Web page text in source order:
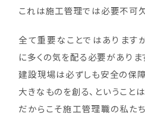
これは施工管理では必要不可
全て重要なことではありますが
に多くの気を配る必要がありま
建設現場は必ずしも安全の保障
大きなものを創る、ということ
だからこそ施工管理職の私た